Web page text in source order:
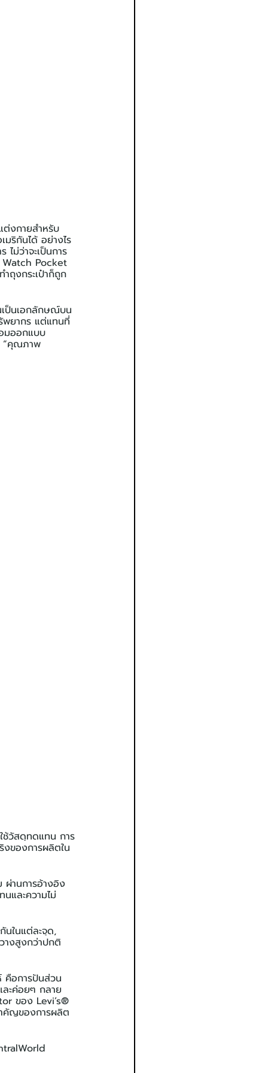
ต่งกายสำหรับ
มริกันได้ อย่างไร
ม่ว่าจะเป็นการ
Watch Pocket
ถุงกระเป๋าก็ถูก
ป็นเอกลักษณ์บน
พยากร แต่แทนที่
มออกแบบ
“คุณภาพ
ช้วัสดุทดแทน การ
งของการผลิตใน
ผ่านการอ้างอิง
และความไม่
นในแต่ละจุด,
างสูงกว่าปกติ
คือการปันส่วน
ะค่อยๆ กลาย
ของ Levi’s®
คัญของการผลิต